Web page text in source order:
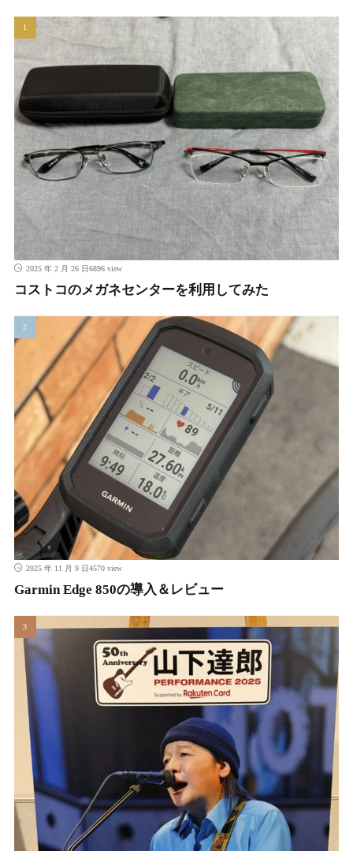
2025 年 2 月 26 日6896 view
コストコのメガネセンターを利用してみた
2025 年 11 月 9 日4570 view
Garmin Edge 850の導入＆レビュー